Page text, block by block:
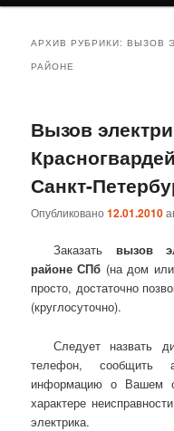
АРХИВ РУБРИКИ:ВЫЗОВ
РАЙОНЕ
Вызов
Санкт-
Опубликовано12.01.2010
Заказать вызов
районе СПб (на дом
просто, достаточно
(круглосуточно).
Следует назвать
телефон, сообщить
информацию о Вашем
характере
электрика.